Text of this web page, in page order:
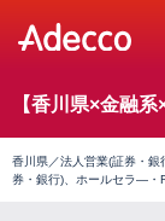
【香川県×金融
香川県／法人営業(証券・
券・銀行)、ホールセラ―・